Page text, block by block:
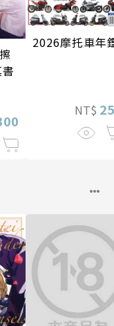
2026摩托車年
NT$